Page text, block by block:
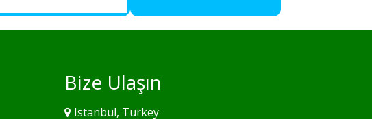
Bize Ulaşın
Istanbul, Turkey